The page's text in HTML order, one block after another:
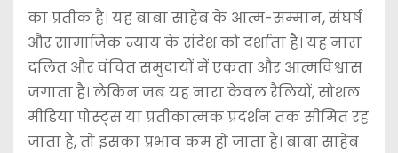
का प्रतीक है। यह बाबा साहेब के आत्म-सम्मान, संघर्ष
और सामाजिक न्याय के संदेश को दर्शाता है। यह नारा
दलित और वंचित समुदायों में एकता और आत्मविश्वास
जगाता है। लेकिन जब यह नारा केवल रैलियों, सोशल
मीडिया पोस्ट्स या प्रतीकात्मक प्रदर्शन तक सीमित रह
जाता है, तो इसका प्रभाव कम हो जाता है। बाबा साहेब